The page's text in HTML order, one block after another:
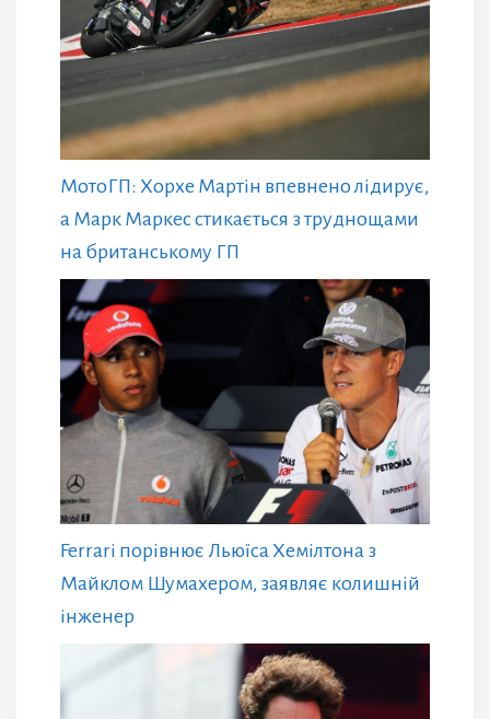
МотоГП: Хорхе Мартін впевнено лідирує,
а Марк Маркес стикається з труднощами
на британському ГП
Ferrari порівнює Льюїса Хемілтона з
Майклом Шумахером, заявляє колишній
інженер